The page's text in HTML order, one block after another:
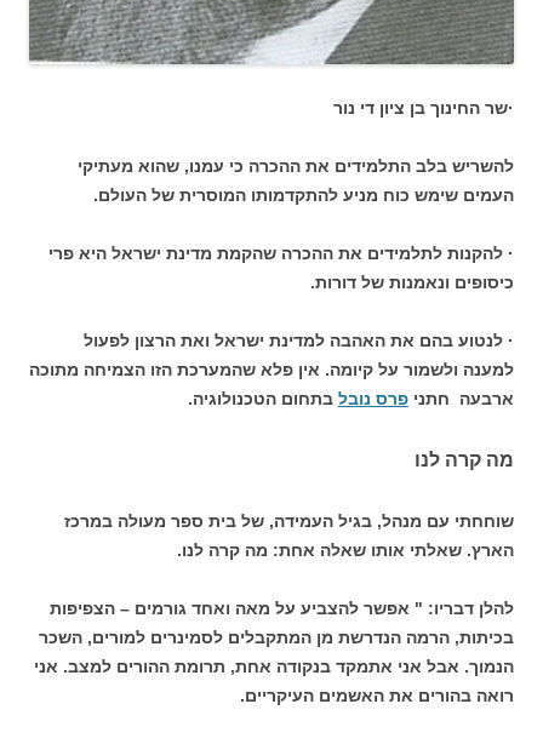
·שר החינוך בן ציון די נור
להשריש בלב התלמידים את ההכרה כי עמנו, שהוא מעתיקי
העמים שימש כוח מניע להתקדמותו המוסרית של העולם.
· להקנות לתלמידים את ההכרה שהקמת מדינת ישראל היא פרי
כיסופים ונאמנות של דורות.
· לנטוע בהם את האהבה למדינת ישראל ואת הרצון לפעול
למענה ולשמור על קיומה. אין פלא שהמערכת הזו הצמיחה מתוכה
ארבעה חתני פרס נובל בתחום הטכנולוגיה.
מה קרה לנו
שוחחתי עם מנהל, בגיל העמידה, של בית ספר מעולה במרכז
הארץ. שאלתי אותו שאלה אחת: מה קרה לנו.
להלן דבריו: " אפשר להצביע על מאה ואחד גורמים – הצפיפות
בכיתות, הרמה הנדרשת מן המתקבלים לסמינרים למורים, השכר
הנמוך. אבל אני אתמקד בנקודה אחת, תרומת ההורים למצב. אני
רואה בהורים את האשמים העיקריים.